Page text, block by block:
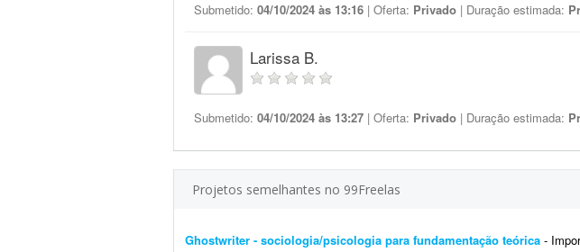
Submetido: 04/10/2024 às 13:16 | Oferta: Privado | Duração estimada:
Larissa B.
Submetido: 04/10/2024 às 13:27 | Oferta: Privado | Duração estimada:
Projetos semelhantes no 99Freelas
Ghostwriter - sociologia/psicologia para fundamentação teórica -